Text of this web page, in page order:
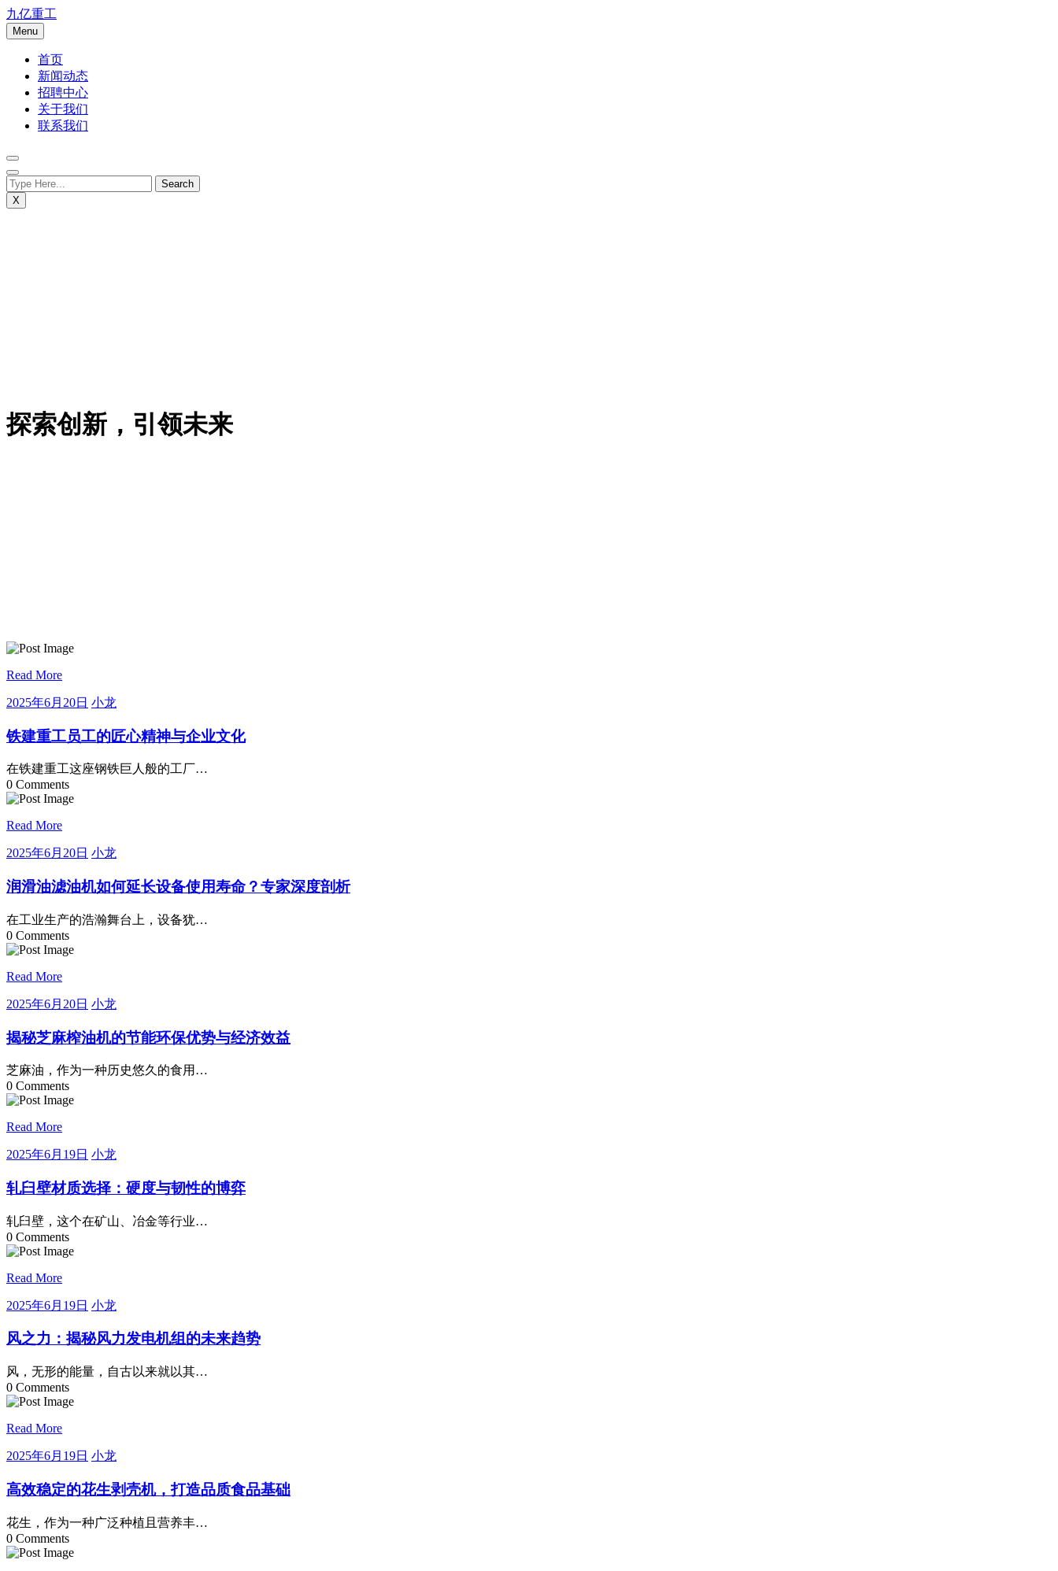
Skip
to
content
九亿重工
Menu
首页
新闻动态
招聘中心
关于我们
联系我们
X
探索创新，引领未来
Read More
2025年6月20日 2025
6
月
20
日
小龙
铁建重工员工的匠心精神与企业文化
在铁建重工这座钢铁巨人般的工厂…
0 Comments
Read More
2025年6月20日 2025
6
月
20
日
小龙
润滑油滤油机如何延长设备使用寿命？专家深度剖析
在工业生产的浩瀚舞台上，设备犹…
0 Comments
Read More
2025年6月20日 2025
6
月
20
日
小龙
揭秘芝麻榨油机的节能环保优势与经济效益
芝麻油，作为一种历史悠久的食用…
0 Comments
Read More
2025年6月19日 2025
6
月
19
日
小龙
轧臼壁材质选择：硬度与韧性的博弈
轧臼壁，这个在矿山、冶金等行业…
0 Comments
Read More
2025年6月19日 2025
6
月
19
日
小龙
风之力：揭秘风力发电机组的未来趋势
风，无形的能量，自古以来就以其…
0 Comments
Read More
2025年6月19日 2025
6
月
19
日
小龙
高效稳定的花生剥壳机，打造品质食品基础
花生，作为一种广泛种植且营养丰…
0 Comments